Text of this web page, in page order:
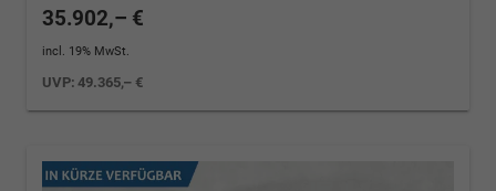
35.902,– €
incl. 19% MwSt.
UVP:49.365,– €